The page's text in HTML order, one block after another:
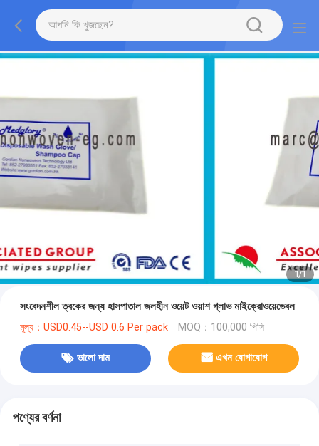
1/1
সংবেদনশীল ত্বকের জন্য হাসপাতাল জলহীন ওয়েট ওয়াশ গ্লাভ মাইক্রোওয়েভেবল
মূল্য：USD0.45--USD 0.6 Per pack MOQ：100,000 পিসি
ভালো দাম এখন যোগাযোগ
পণ্যের বর্ণনা